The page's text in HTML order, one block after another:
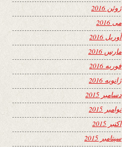
ژوئن 2016
می 2016
آوریل 2016
مارس 2016
فوریه 2016
ژانویه 2016
دسامبر 2015
نوامبر 2015
اکتبر 2015
سپتامبر 2015